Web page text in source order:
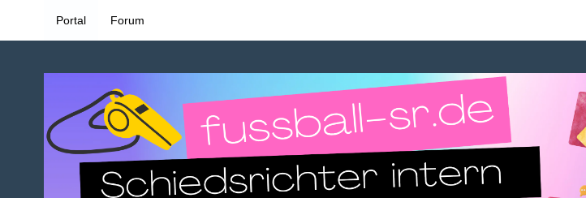
Portal Forum